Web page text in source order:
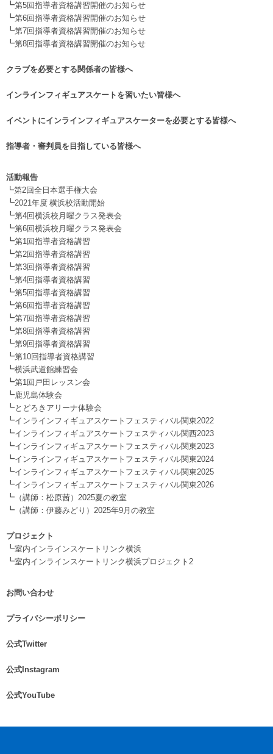
┗第5回指導者資格講習開催のお知らせ
┗第6回指導者資格講習開催のお知らせ
┗第7回指導者資格講習開催のお知らせ
┗第8回指導者資格講習開催のお知らせ
クラブを必要とする関係者の皆様へ
インラインフィギュアスケートを習いたい皆様へ
イベントにインラインフィギュアスケーターを必要とする皆様へ
指導者・審判員を目指している皆様へ
活動報告
┗第2回全日本選手権大会
┗2021年度 横浜校活動開始
┗第4回横浜校月曜クラス発表会
┗第6回横浜校月曜クラス発表会
┗第1回指導者資格講習
┗第2回指導者資格講習
┗第3回指導者資格講習
┗第4回指導者資格講習
┗第5回指導者資格講習
┗第6回指導者資格講習
┗第7回指導者資格講習
┗第8回指導者資格講習
┗第9回指導者資格講習
┗第10回指導者資格講習
┗横浜武道館練習会
┗第1回戸田レッスン会
┗鹿児島体験会
┗とどろきアリーナ体験会
┗インラインフィギュアスケートフェスティバル関東2022
┗インラインフィギュアスケートフェスティバル関西2023
┗インラインフィギュアスケートフェスティバル関東2023
┗インラインフィギュアスケートフェスティバル関東2024
┗インラインフィギュアスケートフェスティバル関東2025
┗インラインフィギュアスケートフェスティバル関東2026
┗ （講師：松原茜）2025夏の教室
┗ （講師：伊藤みどり）2025年9月の教室
プロジェクト
┗室内インラインスケートリンク横浜
┗室内インラインスケートリンク横浜プロジェクト2
お問い合わせ
プライバシーポリシー
公式Twitter
公式Instagram
公式YouTube